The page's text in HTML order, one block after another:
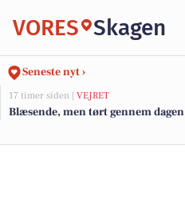
VORES Skagen
Seneste nyt ›
17 timer siden | VEJRET
Blæsende, men tørt gennem dagen